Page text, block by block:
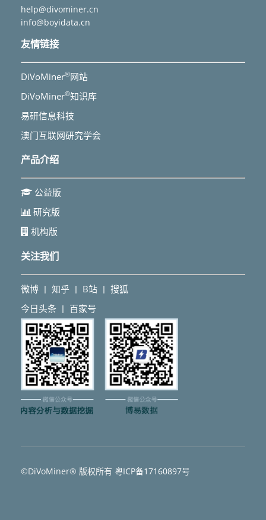
help@divominer.cn
info@boyidata.cn
友情链接
DiVoMiner®网站
DiVoMiner®知识库
易研信息科技
澳门互联网研究学会
产品介绍
公益版
研究版
机构版
关注我们
微博 丨 知乎 丨 B站 丨 搜狐
今日头条 丨 百家号
©DiVoMiner® 版权所有 粵ICP备17160897号